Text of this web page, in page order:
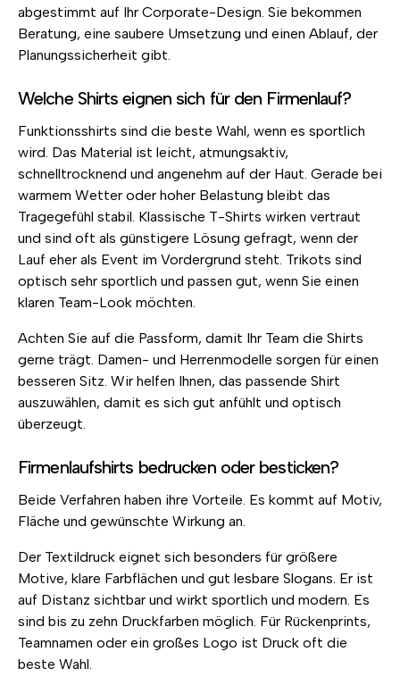
abgestimmt auf Ihr Corporate-Design. Sie bekommen
Beratung, eine saubere Umsetzung und einen Ablauf, der
Planungssicherheit gibt.
Welche Shirts eignen sich für den Firmenlauf?
Funktionsshirts sind die beste Wahl, wenn es sportlich
wird. Das Material ist leicht, atmungsaktiv,
schnelltrocknend und angenehm auf der Haut. Gerade bei
warmem Wetter oder hoher Belastung bleibt das
Tragegefühl stabil. Klassische T-Shirts wirken vertraut
und sind oft als günstigere Lösung gefragt, wenn der
Lauf eher als Event im Vordergrund steht. Trikots sind
optisch sehr sportlich und passen gut, wenn Sie einen
klaren Team-Look möchten.
Achten Sie auf die Passform, damit Ihr Team die Shirts
gerne trägt. Damen- und Herrenmodelle sorgen für einen
besseren Sitz. Wir helfen Ihnen, das passende Shirt
auszuwählen, damit es sich gut anfühlt und optisch
überzeugt.
Firmenlaufshirts bedrucken oder besticken?
Beide Verfahren haben ihre Vorteile. Es kommt auf Motiv,
Fläche und gewünschte Wirkung an.
Der Textildruck eignet sich besonders für größere
Motive, klare Farbflächen und gut lesbare Slogans. Er ist
auf Distanz sichtbar und wirkt sportlich und modern. Es
sind bis zu zehn Druckfarben möglich. Für Rückenprints,
Teamnamen oder ein großes Logo ist Druck oft die
beste Wahl.